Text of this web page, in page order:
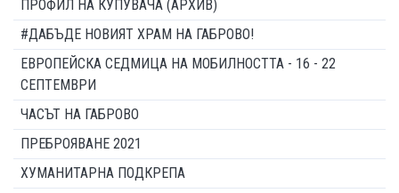
ПРОФИЛ НА КУПУВАЧА (АРХИВ)
#ДАБЪДЕ НОВИЯТ ХРАМ НА ГАБРОВО!
ЕВРОПЕЙСКА СЕДМИЦА НА МОБИЛНОСТТА - 16 - 22
СЕПТЕМВРИ
ЧАСЪТ НА ГАБРОВО
ПРЕБРОЯВАНЕ 2021
ХУМАНИТАРНА ПОДКРЕПА